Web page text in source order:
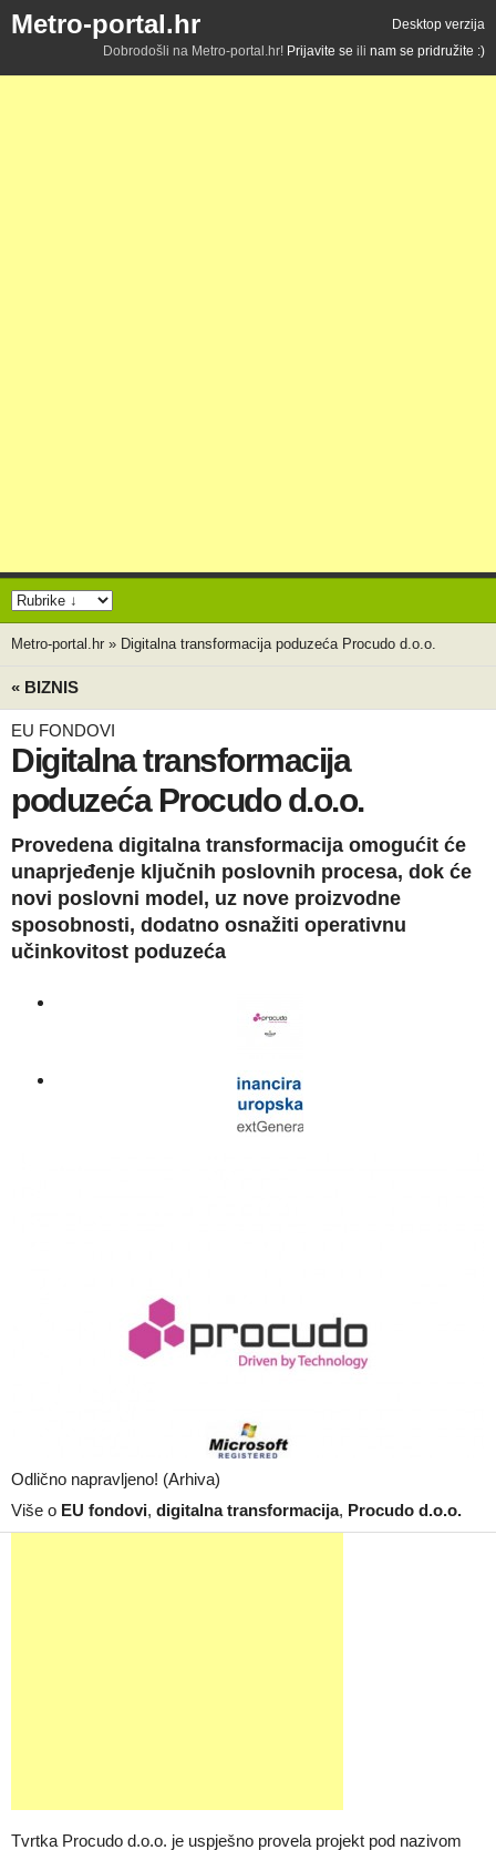
Metro-portal.hr
Desktop verzija
Dobrodošli na Metro-portal.hr! Prijavite se ili nam se pridružite :)
Metro-portal.hr » Digitalna transformacija poduzeća Procudo d.o.o.
« BIZNIS
EU FONDOVI
Digitalna transformacija
poduzeća Procudo d.o.o.
Provedena digitalna transformacija omogućit će
unaprjeđenje ključnih poslovnih procesa, dok će
novi poslovni model, uz nove proizvodne
sposobnosti, dodatno osnažiti operativnu
učinkovitost poduzeća
Odlično napravljeno! (Arhiva)
Više o EU fondovi, digitalna transformacija, Procudo d.o.o.
Tvrtka Procudo d.o.o. je uspješno provela projekt pod nazivom